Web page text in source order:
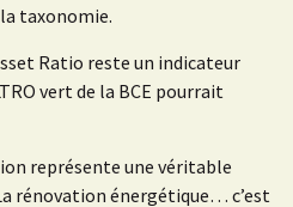
taxonomie.
Ratio reste un indicateur
vert de la BCE pourrait
représente une véritable
rénovation énergétique… c’est